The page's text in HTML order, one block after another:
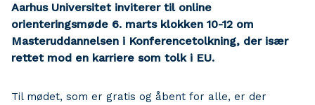
Aarhus Universitet inviterer til online
orienteringsmøde 6. marts klokken 10-12 om
Masteruddannelsen i Konferencetolkning, der især
rettet mod en karriere som tolk i EU.
Til mødet, som er gratis og åbent for alle, er der